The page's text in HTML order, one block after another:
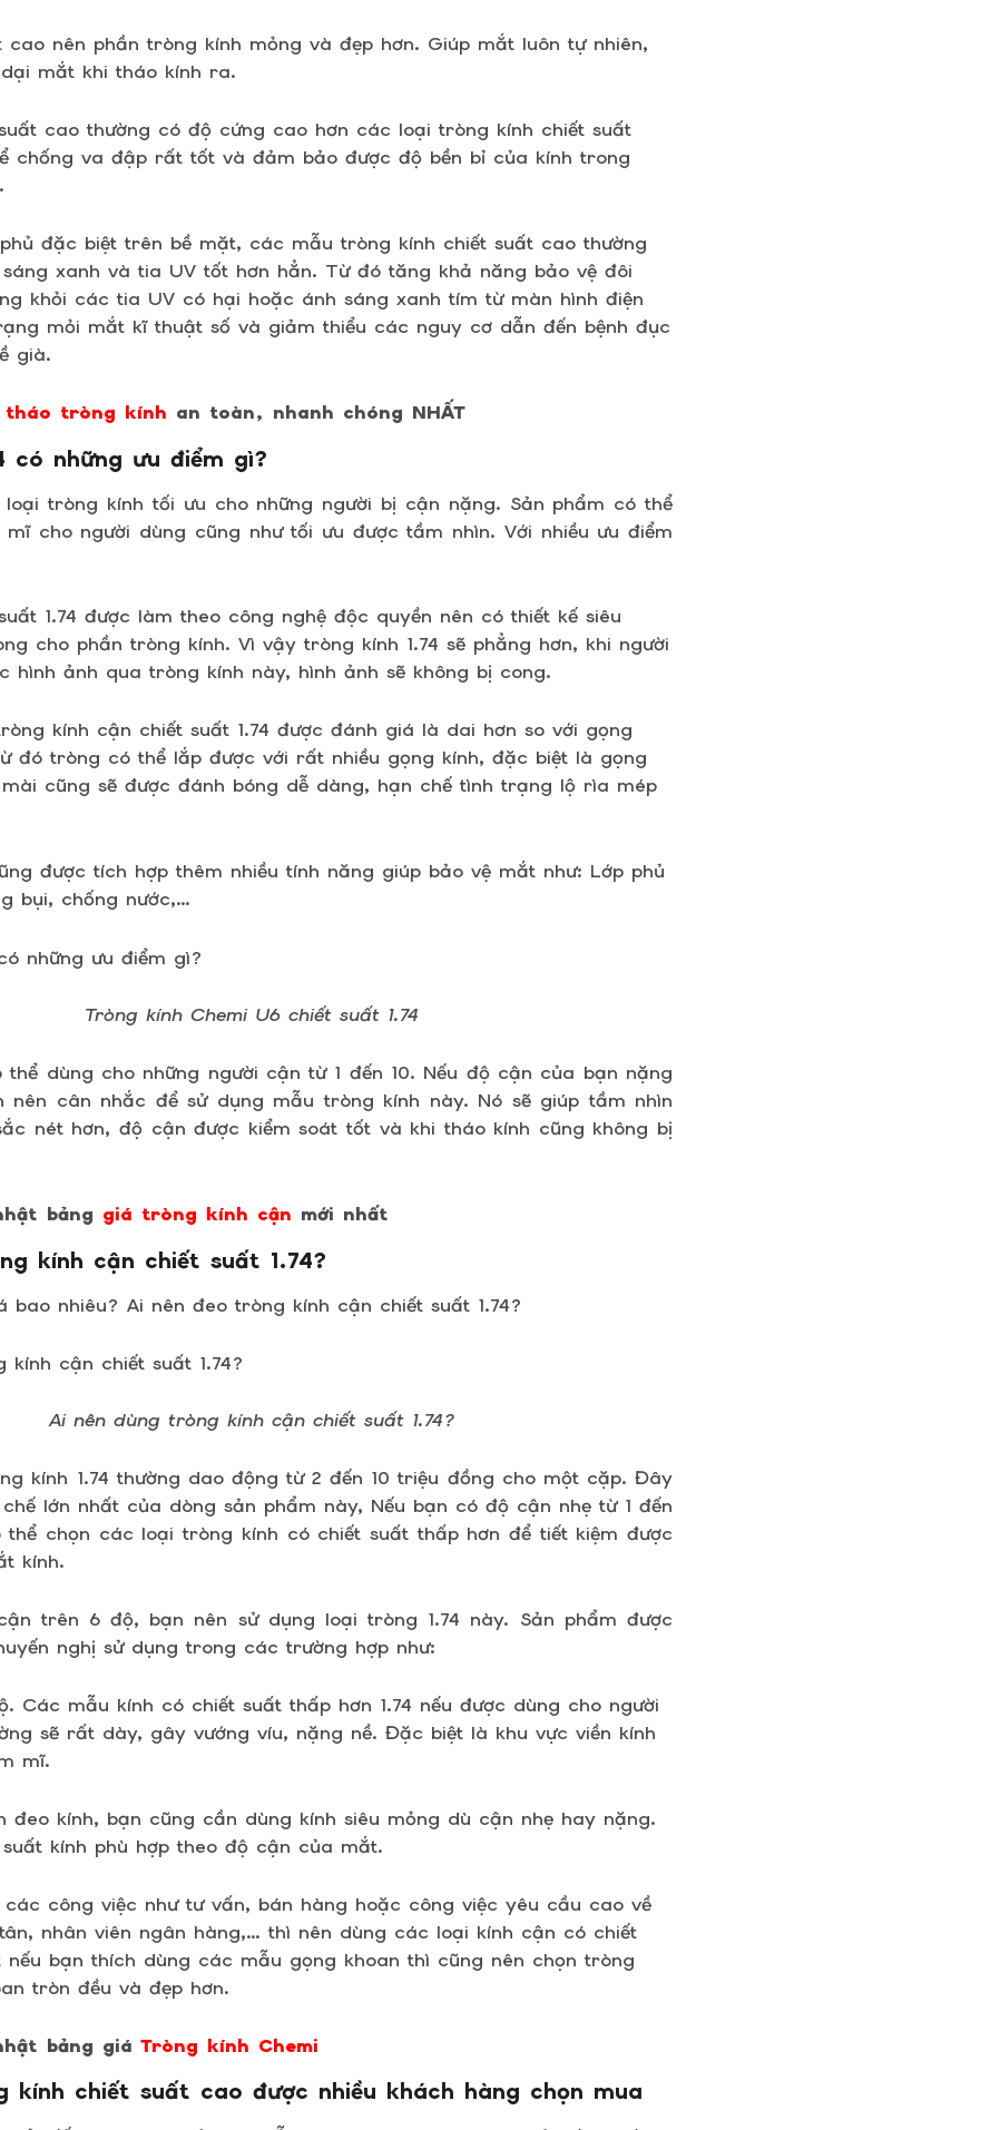
cao nên phần tròng kính mỏng và đẹp hơn. Giúp mắt luôn tự nhiên,
mắt khi tháo kính ra.
cao thường có độ cứng cao hơn các loại tròng kính chiết suất
chống va đập rất tốt và đảm bảo được độ bền bỉ của kính trong
đặc biệt trên bề mặt, các mẫu tròng kính chiết suất cao thường
xanh và tia UV tốt hơn hẳn. Từ đó tăng khả năng bảo vệ đôi
khỏi các tia UV có hại hoặc ánh sáng xanh tím từ màn hình điện
mỏi mắt kĩ thuật số và giảm thiểu các nguy cơ dẫn đến bệnh đục
già.
tháo tròng kính an toàn, nhanh chóng NHẤT
có những ưu điểm gì?
loại tròng kính tối ưu cho những người bị cận nặng. Sản phẩm có thể
cho người dùng cũng như tối ưu được tầm nhìn. Với nhiều ưu điểm
1.74 được làm theo công nghệ độc quyền nên có thiết kế siêu
cho phần tròng kính. Vì vậy tròng kính 1.74 sẽ phẳng hơn, khi người
hình ảnh qua tròng kính này, hình ảnh sẽ không bị cong.
kính cận chiết suất 1.74 được đánh giá là dai hơn so với gọng
đó tròng có thể lắp được với rất nhiều gọng kính, đặc biệt là gọng
cũng sẽ được đánh bóng dễ dàng, hạn chế tình trạng lộ rìa mép
được tích hợp thêm nhiều tính năng giúp bảo vệ mắt như: Lớp phủ
bụi, chống nước,…
Tròng kính Chemi U6 chiết suất 1.74
thể dùng cho những người cận từ 1 đến 10. Nếu độ cận của bạn nặng
nên cân nhắc để sử dụng mẫu tròng kính này. Nó sẽ giúp tầm nhìn
nét hơn, độ cận được kiểm soát tốt và khi tháo kính cũng không bị
bảng giá tròng kính cận mới nhất
kính cận chiết suất 1.74?
bao nhiêu? Ai nên đeo tròng kính cận chiết suất 1.74?
Ai nên dùng tròng kính cận chiết suất 1.74?
kính 1.74 thường dao động từ 2 đến 10 triệu đồng cho một cặp. Đây
lớn nhất của dòng sản phẩm này, Nếu bạn có độ cận nhẹ từ 1 đến
chọn các loại tròng kính có chiết suất thấp hơn để tiết kiệm được
kính.
trên 6 độ, bạn nên sử dụng loại tròng 1.74 này. Sản phẩm được
nghị sử dụng trong các trường hợp như:
Các mẫu kính có chiết suất thấp hơn 1.74 nếu được dùng cho người
sẽ rất dày, gây vướng víu, nặng nề. Đặc biệt là khu vực viền kính
mĩ.
đeo kính, bạn cũng cần dùng kính siêu mỏng dù cận nhẹ hay nặng.
kính phù hợp theo độ cận của mắt.
các công việc như tư vấn, bán hàng hoặc công việc yêu cầu cao về
nhân viên ngân hàng,… thì nên dùng các loại kính cận có chiết
nếu bạn thích dùng các mẫu gọng khoan thì cũng nên chọn tròng
tròn đều và đẹp hơn.
bảng giáTròng kính Chemi
kính chiết suất cao được nhiều khách hàng chọn mua